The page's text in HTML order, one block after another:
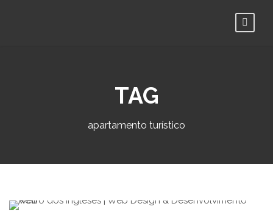
TAG
apartamento turístico